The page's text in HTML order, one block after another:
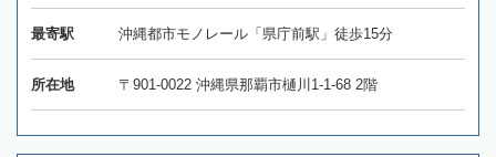
最寄駅 沖縄都市モノレール「県庁前駅」徒歩15分
所在地 〒901-0022 沖縄県那覇市樋川1-1-68 2階